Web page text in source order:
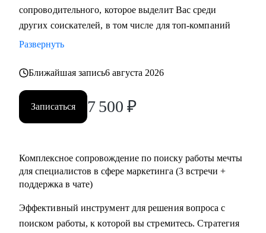
сопроводительного, которое выделит Вас среди
других соискателей, в том числе для топ-компаний
Развернуть
Ближайшая запись6 августа 2026
Записаться 7 500 ₽
Комплексное сопровождение по поиску работы мечты
для специалистов в сфере маркетинга (3 встречи +
поддержка в чате)
Эффективный инструмент для решения вопроса с
поиском работы, к которой вы стремитесь. Стратегия